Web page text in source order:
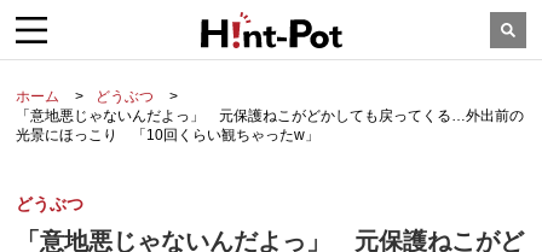
ホーム
どうぶつ
「意地悪じゃないんだよっ」 元保護ねこがどかしても戻ってくる…外出前の
光景にほっこり 「10回くらい観ちゃったw」
どうぶつ
「意地悪じゃないんだよっ」 元保護ねこがど